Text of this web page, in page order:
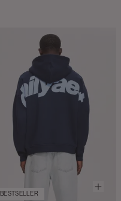
BESTSELLER